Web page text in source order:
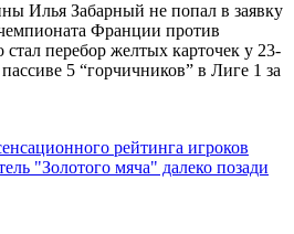
Илья Забарный не попал в заявку
Франции против
перебор желтых карточек у 23-
5 “горчичников” в Лиге 1 за
рейтинга игроков
"Золотого мяча" далеко позади